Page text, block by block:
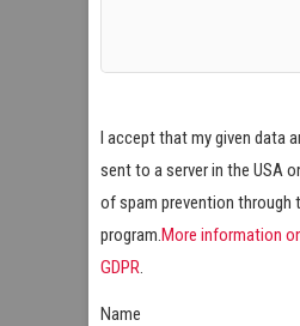
I accept that my given data
sent to a server in the USA
of spam prevention through
program.More information
GDPR.
Name